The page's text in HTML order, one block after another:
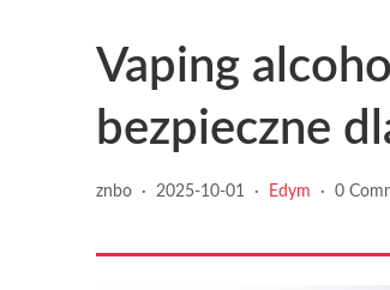
Vaping
bezpieczne
znbo · 2025-10-01 · Edym · 0